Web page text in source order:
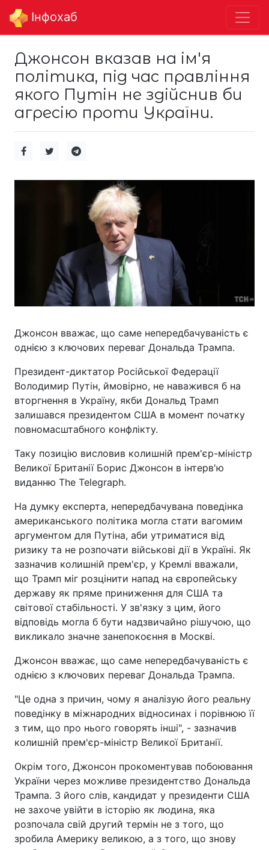
Інфохаб
Джонсон вказав на ім'я
політика, під час правління
якого Путін не здійснив би
агресію проти України.
Джонсон вважає, що саме непередбачуваність є
однією з ключових переваг Дональда Трампа.
Президент-диктатор Російської Федерації
Володимир Путін, ймовірно, не наважився б на
вторгнення в Україну, якби Дональд Трамп
залишався президентом США в момент початку
повномасштабного конфлікту.
Таку позицію висловив колишній прем'єр-міністр
Великої Британії Борис Джонсон в інтерв'ю
виданню The Telegraph.
На думку експерта, непередбачувана поведінка
американського політика могла стати вагомим
аргументом для Путіна, аби утриматися від
ризику та не розпочати військові дії в Україні. Як
зазначив колишній прем'єр, у Кремлі вважали,
що Трамп міг розцінити напад на європейську
державу як пряме приниження для США та
світової стабільності. У зв'язку з цим, його
відповідь могла б бути надзвичайно рішучою, що
викликало значне занепокоєння в Москві.
Джонсон вважає, що саме непередбачуваність є
однією з ключових переваг Дональда Трампа.
"Це одна з причин, чому я аналізую його реальну
поведінку в міжнародних відносинах і порівнюю її
з тим, що про нього говорять інші", - зазначив
колишній прем'єр-міністр Великої Британії.
Окрім того, Джонсон прокоментував побоювання
України через можливе президентство Дональда
Трампа. З його слів, кандидат у президенти США
не захоче увійти в історію як людина, яка
розпочала свій другий термін не з того, що
зробила Америку великою, а з того, що знову